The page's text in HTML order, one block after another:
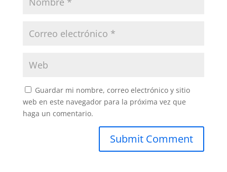
Guardar mi nombre, correo electrónico y sitio
web en este navegador para la próxima vez que
haga un comentario.